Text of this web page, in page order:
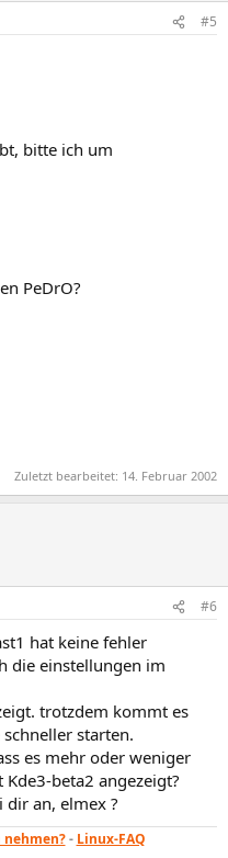
#5
bitte ich um
PeDrO?
Zuletzt bearbeitet: 14. Februar 2002
#6
hat keine fehler
die einstellungen im
trotzdem kommt es
starten.
es mehr oder weniger
beta2 angezeigt?
an, elmex ?
- Linux-FAQ